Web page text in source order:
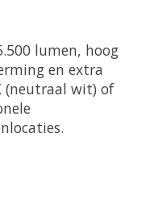
lumen, hoog
en extra
(neutraal wit) of